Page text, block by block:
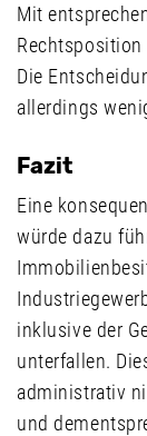
Mit
Rechtsposition
Die
allerdings
Fazit
Eine
würde dazu
inklusive der
unterfallen.
administrativ
und